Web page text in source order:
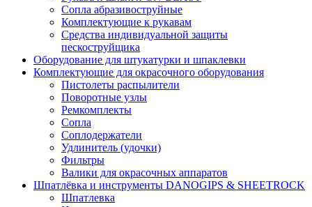
Сопла абразивоструйные
Комплектующие к рукавам
Средства индивидуальной защиты
пескоструйщика
Оборудование для штукатурки и шпаклевки
Комплектующие для окрасочного оборудования
Пистолеты распылители
Поворотные узлы
Ремкомплекты
Сопла
Соплодержатели
Удлинитель (удочки)
Фильтры
Валики для окрасочных аппаратов
Шпатлёвка и инструменты DANOGIPS & SHEETROCK
Шпатлевка